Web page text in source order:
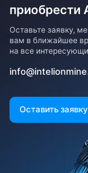
Для того, чтобы
необходимо
в соответствии с
Есть вопрос?
Заполните
Заказать
приобрести
Оставьте заявку,
вам в ближайшее
на все
Оставить заявку